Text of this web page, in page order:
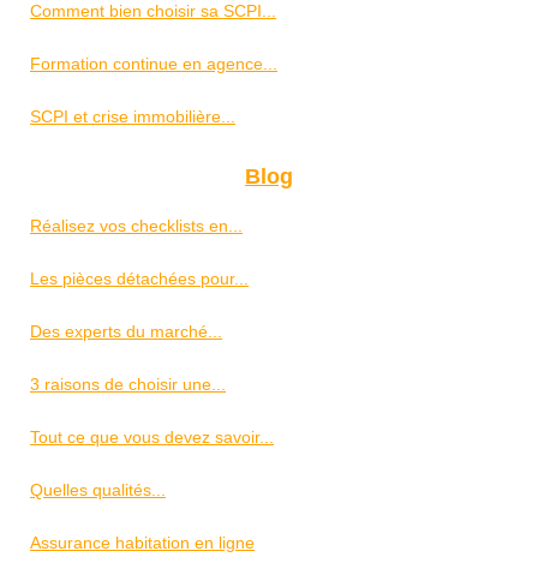
Comment bien choisir sa SCPI...
Formation continue en agence...
SCPI et crise immobilière...
Blog
Réalisez vos checklists en...
Les pièces détachées pour...
Des experts du marché...
3 raisons de choisir une...
Tout ce que vous devez savoir...
Quelles qualités...
Assurance habitation en ligne